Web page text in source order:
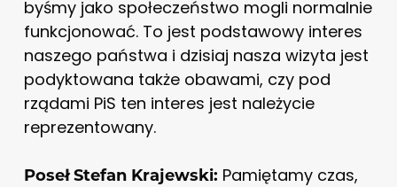
byśmy jako społeczeństwo mogli normalnie
funkcjonować. To jest podstawowy interes
naszego państwa i dzisiaj nasza wizyta jest
podyktowana także obawami, czy pod
rządami PiS ten interes jest należycie
reprezentowany.
Poseł Stefan Krajewski: Pamiętamy czas,